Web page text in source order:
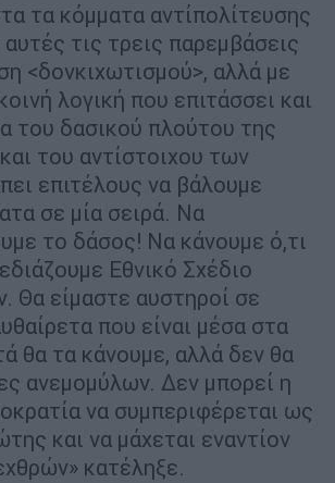
τα κόμματα αντίπολίτευσης
τις τρεις παρεμβάσεις
<δονκιχωτισμού>, αλλά με
λογική που επιτάσσει και
του δασικού πλούτου της
του αντίστοιχου των
επιτέλους να βάλουμε
σε μία σειρά. Να
το δάσος! Να κάνουμε ό,τι
Εθνικό Σχέδιο
Θα είμαστε αυστηροί σε
που είναι μέσα στα
θα τα κάνουμε, αλλά δεν θα
ανεμομύλων. Δεν μπορεί η
να συμπεριφέρεται ως
και να μάχεται εναντίον
κατέληξε.